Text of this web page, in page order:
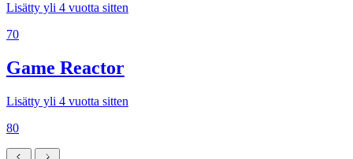
Lisätty yli 4 vuotta sitten
70
Game Reactor
Lisätty yli 4 vuotta sitten
80